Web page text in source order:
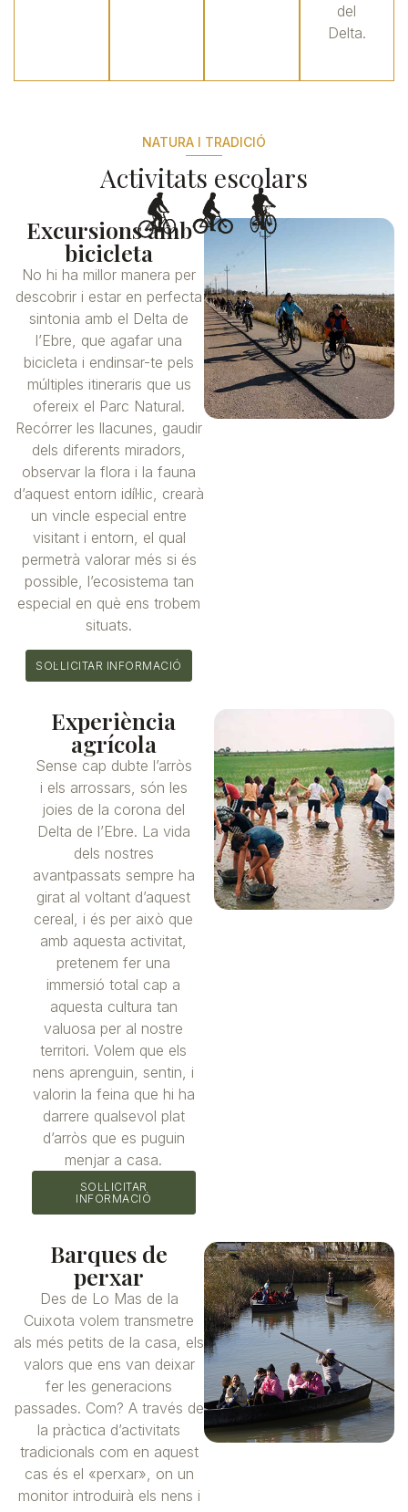
del
Delta.
NATURA I TRADICIÓ
Activitats escolars
Excursions amb
bicicleta
No hi ha millor manera per
descobrir i estar en perfecta
sintonia amb el Delta de
l’Ebre, que agafar una
bicicleta i endinsar-te pels
múltiples itineraris que us
ofereix el Parc Natural.
Recórrer les llacunes, gaudir
dels diferents miradors,
observar la flora i la fauna
d’aquest entorn idíl·lic, crearà
un vincle especial entre
visitant i entorn, el qual
permetrà valorar més si és
possible, l’ecosistema tan
especial en què ens trobem
situats.
SOL·LICITAR INFORMACIÓ
Experiència
agrícola
Sense cap dubte l’arròs
i els arrossars, són les
joies de la corona del
Delta de l’Ebre. La vida
dels nostres
avantpassats sempre ha
girat al voltant d’aquest
cereal, i és per això que
amb aquesta activitat,
pretenem fer una
immersió total cap a
aquesta cultura tan
valuosa per al nostre
territori. Volem que els
nens aprenguin, sentin, i
valorin la feina que hi ha
darrere qualsevol plat
d’arròs que es puguin
menjar a casa.
SOL·LICITAR
INFORMACIÓ
Barques de
perxar
Des de Lo Mas de la
Cuixota volem transmetre
als més petits de la casa, els
valors que ens van deixar
fer les generacions
passades. Com? A través de
la pràctica d’activitats
tradicionals com en aquest
cas és el «perxar», on un
monitor introduirà els nens i